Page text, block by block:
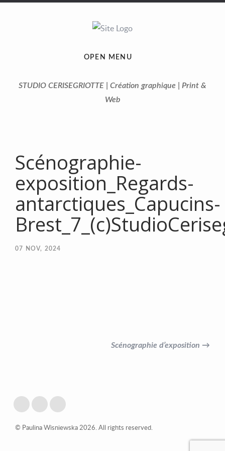
OPEN MENU
STUDIO CERISEGRIOTTE | Création graphique | Print &
Web
Scénographie-
exposition_Regards-
antarctiques_Capucins-
07 NOV, 2024
Scénographie d’exposition →
© Paulina Wisniewska 2026. All rights reserved.